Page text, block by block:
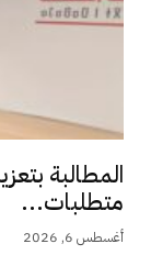
المطالبة
متطلبات...
أغسطس 6, 2026